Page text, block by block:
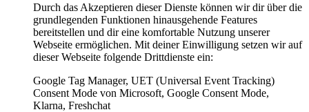
Durch das Akzeptieren dieser Dienste können wir dir über die
grundlegenden Funktionen hinausgehende Features
bereitstellen und dir eine komfortable Nutzung unserer
Webseite ermöglichen. Mit deiner Einwilligung setzen wir auf
dieser Webseite folgende Drittdienste ein:
Google Tag Manager, UET (Universal Event Tracking)
Consent Mode von Microsoft, Google Consent Mode,
Klarna, Freshchat